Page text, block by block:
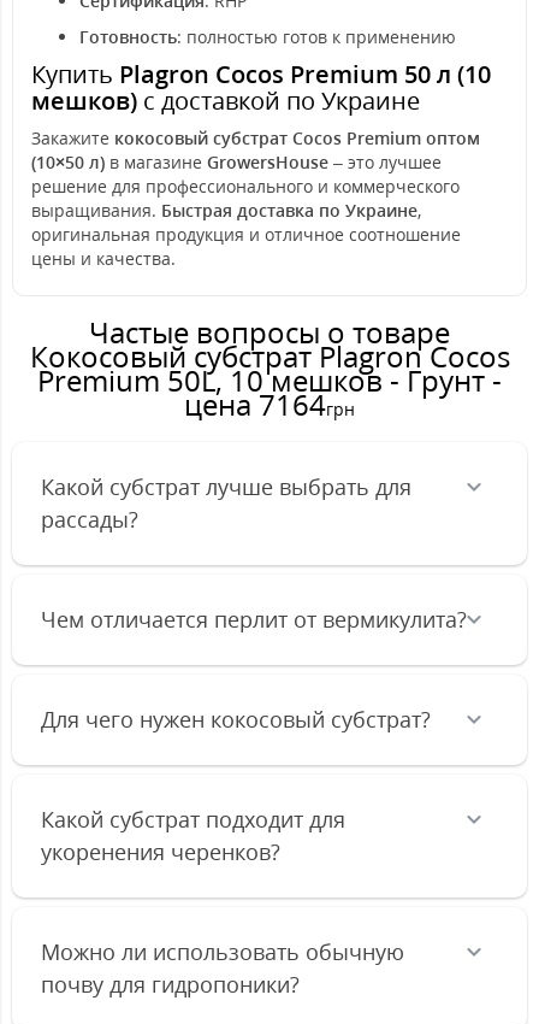
Готовность: полностью готов к применению
Купить Plagron Cocos Premium 50 л (10
мешков) с доставкой по Украине
Закажите кокосовый субстрат Cocos Premium оптом
(10×50 л) в магазине GrowersHouse – это лучшее
решение для профессионального и коммерческого
выращивания. Быстрая доставка по Украине,
оригинальная продукция и отличное соотношение
цены и качества.
Частые вопросы о товаре
Кокосовый субстрат Plagron Cocos
Premium 50L, 10 мешков - Грунт -
цена 7164грн
Какой субстрат лучше выбрать для
рассады?
Чем отличается перлит от вермикулита?
Для чего нужен кокосовый субстрат?
Какой субстрат подходит для
укоренения черенков?
Можно ли использовать обычную
почву для гидропоники?